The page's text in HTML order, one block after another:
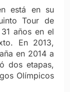
está en su
Tour de
años en el
En 2013,
en 2014 a
dos etapas,
Olímpicos